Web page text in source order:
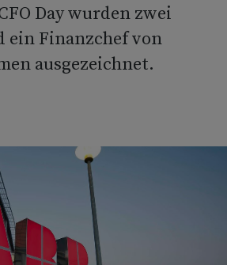
Day wurden zwei
ein Finanzchef von
ausgezeichnet.